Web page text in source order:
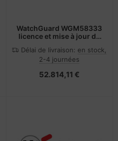
WatchGuard WGM58333
licence et mise à jour de
année(s)
Délai de livraison: en stock,
2-4 journées
52.814,11 €